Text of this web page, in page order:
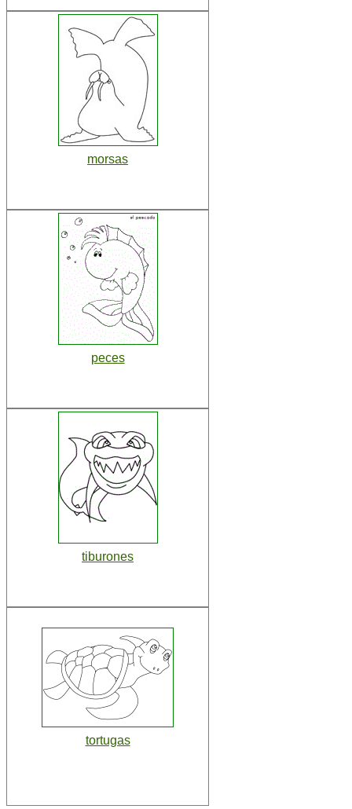
morsas
peces
tiburones
tortugas